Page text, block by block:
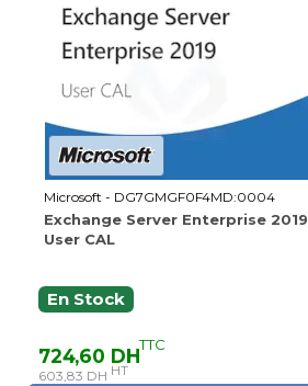
Microsoft - DG7GMGF0F4MD:0004
Exchange Server Enterprise 2019
User CAL
En Stock
724,60 DHTTC
603,83 DH HT